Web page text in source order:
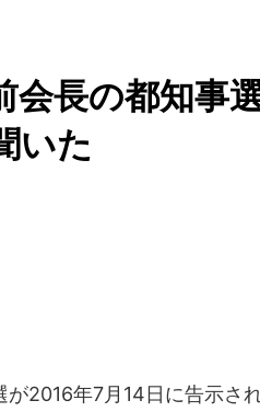
会長の都知
いた
2016年7月14日に告示さ